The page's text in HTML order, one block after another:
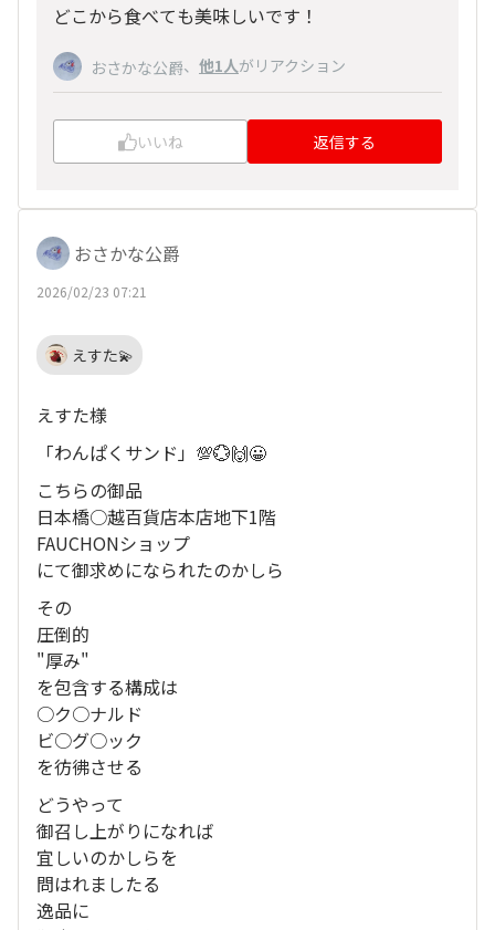
どこから食べても美味しいです！
おさかな公爵、 他1人がリアクション
いいね 返信する
おさかな公爵
2026/02/23 07:21
えすた💫
えすた様
「わんぱくサンド」💯💮🙌😀
こちらの御品
日本橋○越百貨店本店地下1階
FAUCHONショップ
にて御求めになられたのかしら
その
圧倒的
"厚み"
を包含する構成は
○ク○ナルド
ビ○グ○ック
を彷彿させる
どうやって
御召し上がりになれば
宜しいのかしらを
問はれましたる
逸品に